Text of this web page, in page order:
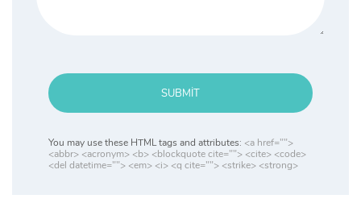
SUBMIT
You may use these HTML tags and attributes: <a href="">
<abbr> <acronym> <b> <blockquote cite=""> <cite> <code>
<del datetime=""> <em> <i> <q cite=""> <strike> <strong>